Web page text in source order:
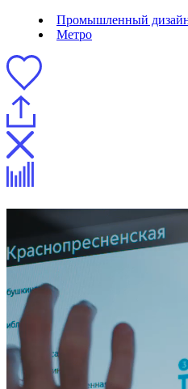
Промышленный
Метро
Вагонная
«Квант»
Описание
Процесс
Отзыв